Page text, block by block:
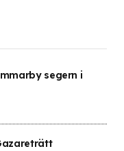
segern i